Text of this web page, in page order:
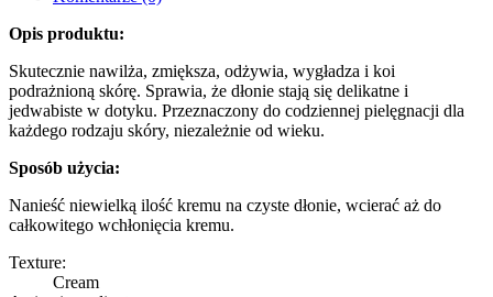
Opis produktu:
Skutecznie nawilża, zmiększa, odżywia, wygładza i koi
podrażnioną skórę. Sprawia, że dłonie stają się delikatne i
jedwabiste w dotyku. Przeznaczony do codziennej pielęgnacji dla
każdego rodzaju skóry, niezależnie od wieku.
Sposób użycia:
Nanieść niewielką ilość kremu na czyste dłonie, wcierać aż do
całkowitego wchłonięcia kremu.
Texture:
Cream